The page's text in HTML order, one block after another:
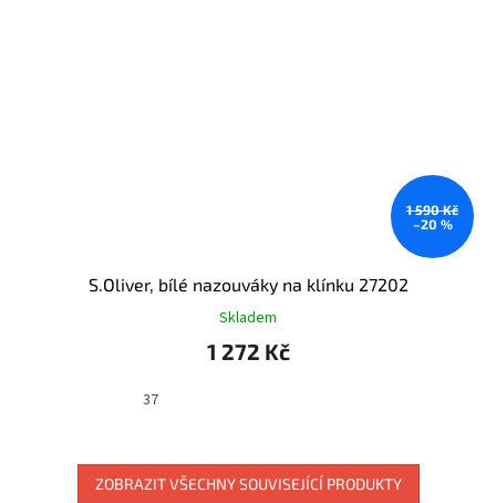
1 590 Kč
–20 %
S.Oliver, bílé nazouváky na klínku 27202
Skladem
1 272 Kč
37
ZOBRAZIT VŠECHNY SOUVISEJÍCÍ PRODUKTY